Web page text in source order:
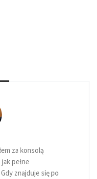
za konsolą
pełne
znajduje się po